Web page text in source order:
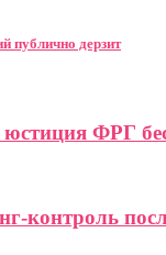
публично дерзит
ФРГ
контроль